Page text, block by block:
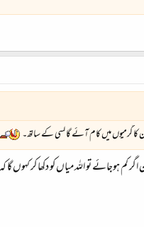
کا گرمیوں میں کام آئے گا لسی کے ساتھ۔
کم ہوجائے تو اللہ میاں کو دکھا کر